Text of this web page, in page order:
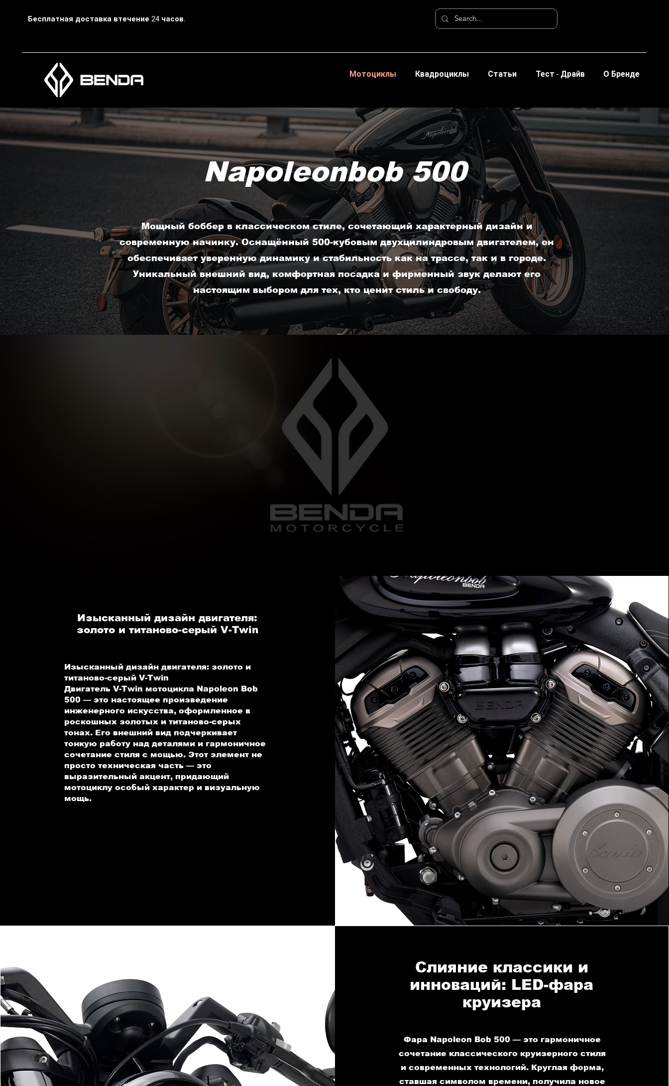
Бесплатная доставка втечение 24 часов.
Мотоциклы Квадроциклы Статьи Тест - Драйв О Бренде
Napoleonbob 500
Мощный боббер в классическом стиле, сочетающий характерный дизайн и
современную начинку. Оснащённый 500-кубовым двухцилиндровым двигателем, он
обеспечивает уверенную динамику и стабильность как на трассе, так и в городе.
Уникальный внешний вид, комфортная посадка и фирменный звук делают его
настоящим выбором для тех, кто ценит стиль и свободу.
Предзаказ 115000 LEI
Изысканный дизайн двигателя:
золото и титаново-серый V-Twin
Изысканный дизайн двигателя: золото и
титаново-серый V-Twin
Двигатель V-Twin мотоцикла Napoleon Bob
500 — это настоящее произведение
инженерного искусства, оформленное в
роскошных золотых и титаново-серых
тонах. Его внешний вид подчеркивает
тонкую работу над деталями и гармоничное
сочетание стиля с мощью. Этот элемент не
просто техническая часть — это
выразительный акцент, придающий
мотоциклу особый характер и визуальную
мощь.
Слияние классики и
инноваций: LED-фара
круизера
Фара Napoleon Bob 500 — это гармоничное
сочетание классического круизерного стиля
и современных технологий. Круглая форма,
ставшая символом времени, получила новое